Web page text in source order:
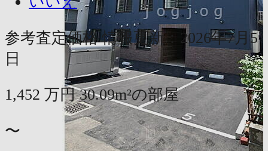
参考査定価格 情報更新：2026年7月5
日
1,452 万円 30.09m²の部屋
〜